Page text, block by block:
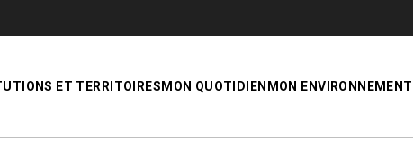
ET TERRITOIRES MON QUOTIDIEN MON ENVIRONNEMENT